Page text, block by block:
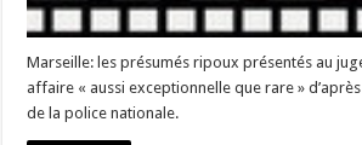
Marseille: les présumés ripoux présentés au
affaire « aussi exceptionnelle que rare »
de la police nationale.